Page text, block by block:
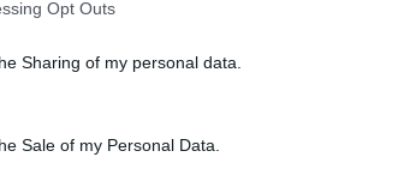
Opt Outs
Sharing of my personal data.
Sale of my Personal Data.